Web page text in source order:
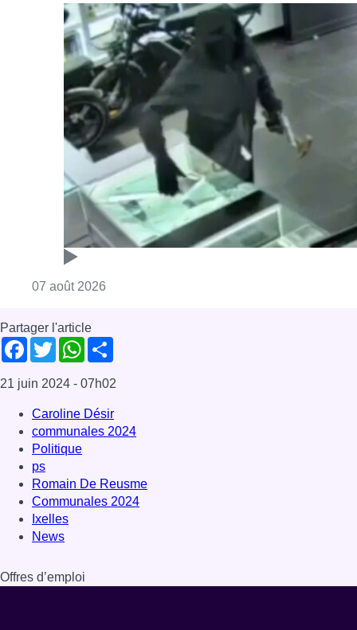
07 août 2026
Partager l'article
Facebook
TwitterWhatsApp
21 juin 2024 - 07h02
Caroline Désir
communales 2024
Politique
ps
Romain De Reusme
Communales 2024
Ixelles
News
Offres d’emploi